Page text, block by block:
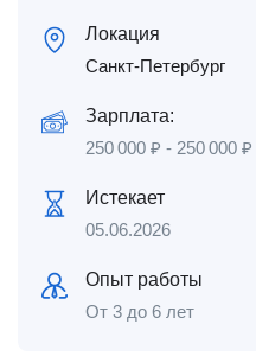
Локация
Санкт-Петербург
Зарплата:
250 000 ₽ - 250 000 ₽
Истекает
05.06.2026
Опыт работы
От 3 до 6 лет